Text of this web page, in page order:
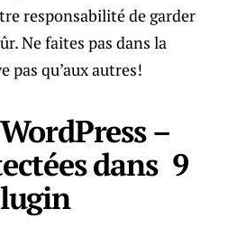
responsabilité de garder
Ne faites pas dans la
pas qu’aux autres!
–
dans 9